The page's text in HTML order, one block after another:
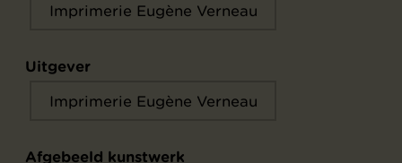
Imprimerie Eugène Verneau
Uitgever
Imprimerie Eugène Verneau
Afgebeeld kunstwerk